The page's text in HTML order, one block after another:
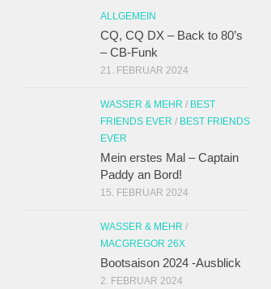
ALLGEMEIN
CQ, CQ DX – Back to 80’s
– CB-Funk
21. FEBRUAR 2024
WASSER & MEHR / BEST
FRIENDS EVER / BEST FRIENDS
EVER
Mein erstes Mal – Captain
Paddy an Bord!
15. FEBRUAR 2024
WASSER & MEHR /
MACGREGOR 26X
Bootsaison 2024 -Ausblick
2. FEBRUAR 2024